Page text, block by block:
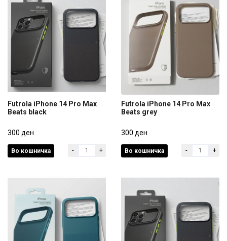
Beats black
300 ден
Futrola iPhone 14 Pro Max
Beats black
300 ден
Во кошничка - +
Beats grey
300 ден
Futrola iPhone 14 Pro Max
Beats grey
300 ден
Во кошничка - +